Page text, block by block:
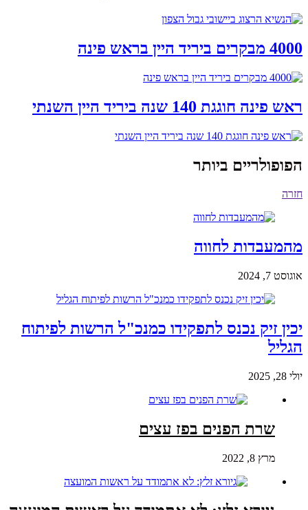
4000 מבקרים ביריד היין בראש פינה
ראש פינה חוגגת 140 שנה ביריד היין השנתי
הפופולריים ביותר
חזרה
מהמעבדות לחווה
אוגוסט 7, 2024
יכין זיק נכנס לתפקידו כמנכ"ל הרשות לפיתוח
הגליל
יולי 28, 2025
שרת הפנים בפז עצים
מרץ 8, 2022